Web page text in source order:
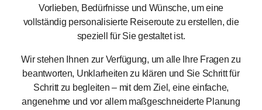
Vorlieben, Bedürfnisse und Wünsche, um eine
vollständig personalisierte Reiseroute zu erstellen, die
speziell für Sie gestaltet ist.
Wir stehen Ihnen zur Verfügung, um alle Ihre Fragen zu
beantworten, Unklarheiten zu klären und Sie Schritt für
Schritt zu begleiten – mit dem Ziel, eine einfache,
angenehme und vor allem maßgeschneiderte Planung